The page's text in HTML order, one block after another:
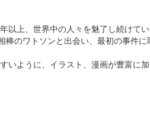
以上、世界中の人々を魅了し続けて
のワトソンと出会い、最初の事件
ように、イラスト、漫画が豊富に